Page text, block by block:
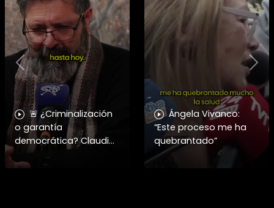
🚨 ¿Criminalización
o garantía
democrática? Claudio
Nash advierte la falta
de resguardo al
Ángela Vivanco:
“Este proceso me ha
quebrantado”
Previous